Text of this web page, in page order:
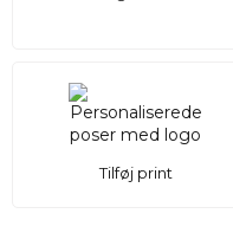
Tilføj print